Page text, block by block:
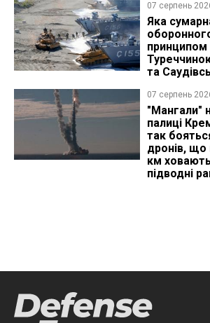
07 серпень
Яка
та
07 серпень
"Мангали"
палиці
так
дронів, що
км
підводні